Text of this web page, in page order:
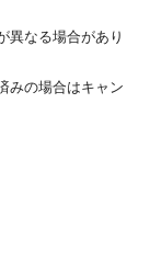
異なる場合があり
みの場合はキャン